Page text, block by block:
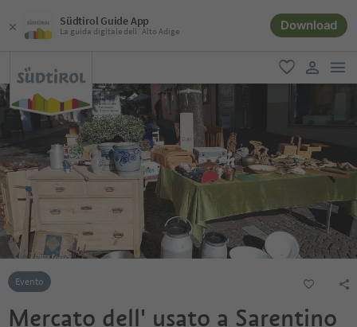
Südtirol Guide App
La guida digitale dell´Alto Adige Download
favoriti
user link
Evento
Mercato dell' usato a Sarentino